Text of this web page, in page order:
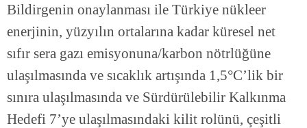
Bildirgenin onaylanması ile Türkiye nükleer
enerjinin, yüzyılın ortalarına kadar küresel net
sıfır sera gazı emisyonuna/karbon nötrlüğüne
ulaşılmasında ve sıcaklık artışında 1,5°C’lik bir
sınıra ulaşılmasında ve Sürdürülebilir Kalkınma
Hedefi 7’ye ulaşılmasındaki kilit rolünü, çeşitli